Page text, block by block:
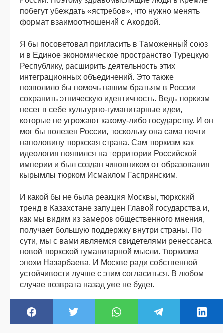
побегут убеждать «ястребов», что нужно менять
формат взаимоотношений с Акордой.
Я бы посоветовал пригласить в Таможенный союз
и в Единое экономическое пространство Турецкую
Республику, расширить деятельность этих
интеграционных объединений. Это также
позволило бы помочь нашим братьям в России
сохранить этническую идентичность. Ведь тюркизм
несет в себе культурно-гуманитарные идеи,
которые не угрожают какому-либо государству. И он
мог бы полезен России, поскольку она сама почти
наполовину тюркская страна. Сам тюркизм как
идеология появился на территории Российской
империи и был создан чиновником от образования
кырымлы тюрком Исмаилом Гаспринским.
И какой бы не была реакция Москвы, тюркский
тренд в Казахстане запущен Главой государства и,
как мы видим из замеров общественного мнения,
получает большую поддержку внутри страны. По
сути, мы с вами являемся свидетелями ренессанса
новой тюркской гуманитарной мысли. Тюркизма
эпохи Назарбаева. И Москве ради собственной
устойчивости лучше с этим согласиться. В любом
случае возврата назад уже не будет.